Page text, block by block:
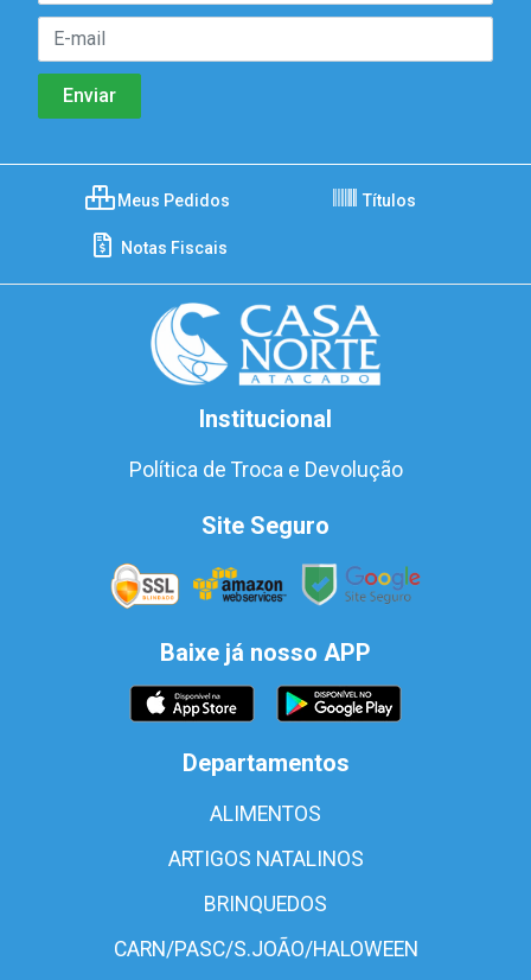
Meus Pedidos Títulos
Notas Fiscais
Institucional
Política de Troca e Devolução
Site Seguro
Baixe já nosso APP
Departamentos
ALIMENTOS
ARTIGOS NATALINOS
BRINQUEDOS
CARN/PASC/S.JOÃO/HALOWEEN